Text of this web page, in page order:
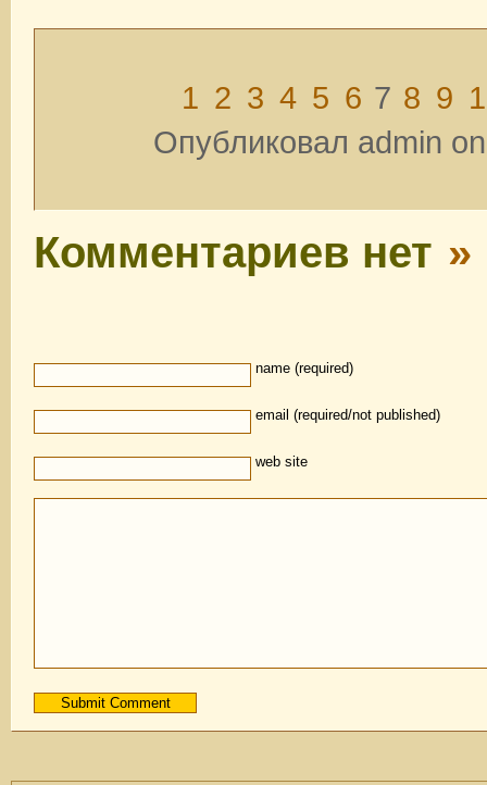
1 2 3 4 5 6 7 8 9
Опубликовал admin
Комментариев нет »
name (required)
email (required/not published)
web site